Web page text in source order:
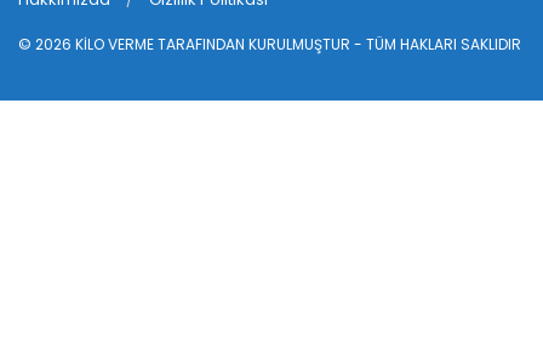
© 2026 KİLO VERMETARAFINDAN KURULMUŞTUR - TÜM HAKLARI SAKLIDIR